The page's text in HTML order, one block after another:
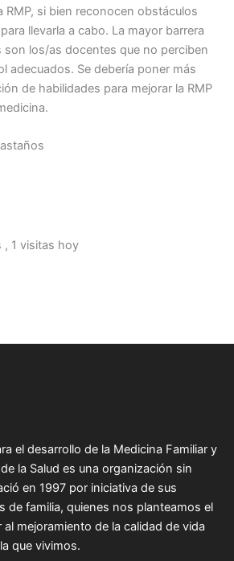
RMP, si bien reconocen obstáculos
llevarla a cabo. La mayor barrera
son los/as docentes que no perciben
adecuados. Se debería poner más
de habilidades para mejorar la RMP
, 1 visitas hoy
el desarrollo de la Medicina Familiar y
la Salud es una organización sin
en 1997 por iniciativa de sus
de familia, quienes nos planteamos el
mejoramiento de la calidad de vida
que vivimos.